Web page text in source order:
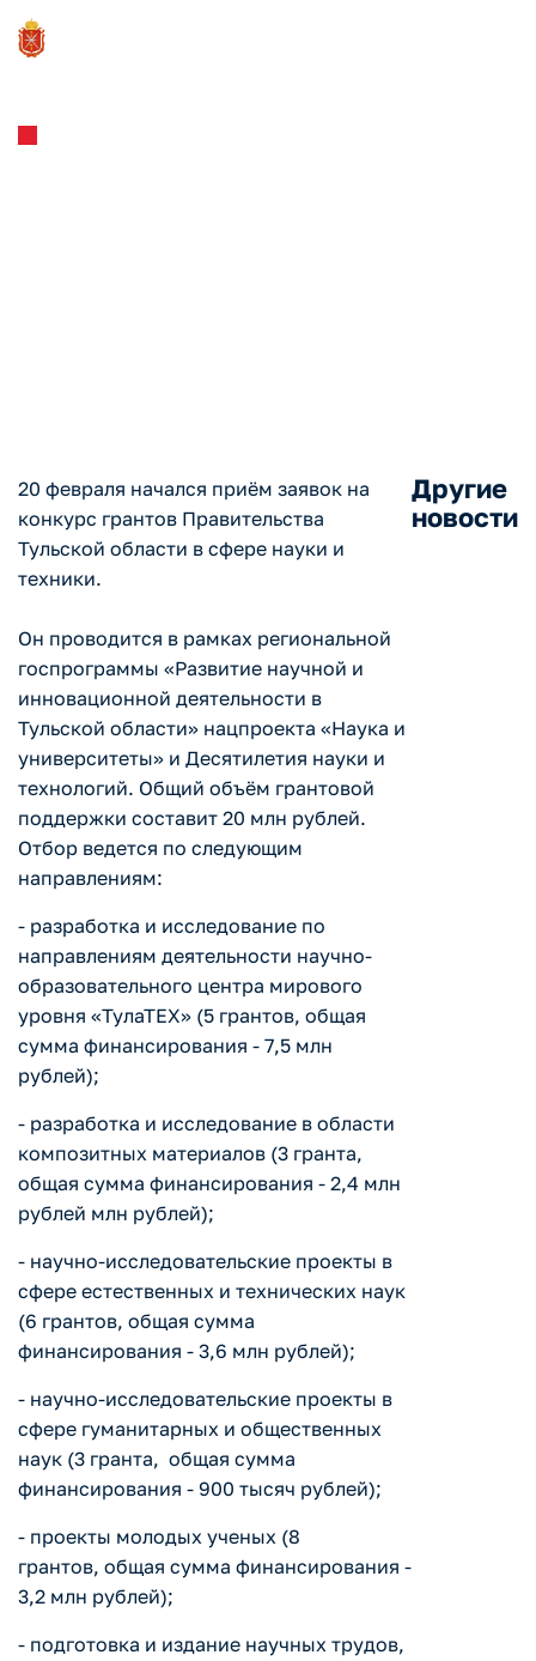
20 февраля начался приём заявок на
конкурс грантов Правительства
Тульской области в сфере науки и
техники.
Он проводится в рамках региональной
госпрограммы «Развитие научной и
инновационной деятельности в
Тульской области» нацпроекта «Наука и
университеты» и Десятилетия науки и
технологий. Общий объём грантовой
поддержки составит 20 млн рублей.
Отбор ведется по следующим
направлениям:
- разработка и исследование по
направлениям деятельности научно-
образовательного центра мирового
уровня «ТулаТЕХ» (5 грантов, общая
сумма финансирования - 7,5 млн
рублей);
- разработка и исследование в области
композитных материалов (3 гранта,
общая сумма финансирования - 2,4 млн
рублей млн рублей);
- научно-исследовательские проекты в
сфере естественных и технических наук
(6 грантов, общая сумма
финансирования - 3,6 млн рублей);
- научно-исследовательские проекты в
сфере гуманитарных и общественных
наук (3 гранта, общая сумма
финансирования - 900 тысяч рублей);
- проекты молодых ученых (8
грантов, общая сумма финансирования -
3,2 млн рублей);
- подготовка и издание научных трудов,
Другие
новости